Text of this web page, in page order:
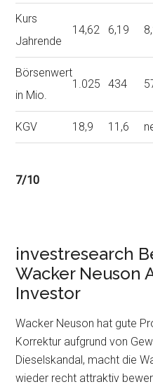
Kurs
Jahrende
14,62 6,19
Börsenwert
in Mio.
1.025 434
KGV 18,9 11,6
7/10
investresearch
Wacker Neuson
Investor
Wacker Neuson hat gute
Korrektur aufgrund von
Dieselskandal, macht die
wieder recht attraktiv